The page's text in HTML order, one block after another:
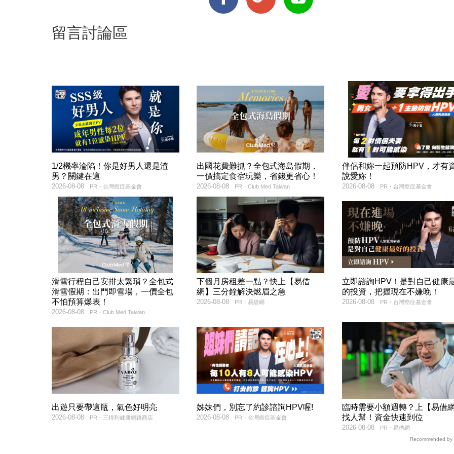
留言討論區
1/2機率淪陷！你是好男人還是渣
男？關鍵在這
PR・台灣癌症基金會
2026-08-08
出國花費難抓？全包式海島假期，
一價搞定食宿玩樂，省錢更省心！
PR・Club Med Taiwan
2026-08-08
伴侶和妳一起預防HPV，才有
說愛妳！
PR・台灣癌症基金會
2026-08-08
滑雪行程自己安排太繁瑣？全包式
滑雪假期：出門即雪場，一價全包
不怕預算爆表！
PR・Club Med Taiwan
2026-08-08
下個月房租差一點？快上【易借
網】三分鐘解決燃眉之急
PR・易借網
2026-08-08
立即諮詢HPV！是對自己健康
的投資，把握現在不嫌晚！
PR・台灣癌症基金會
2026-08-08
出遊只要帶這瓶，氣色好明亮
PR・三得利健康網路商店
2026-08-08
姊妹們，別忘了約診諮詢HPV喔!
PR・台灣癌症基金會
2026-08-08
臨時需要小額週轉？上【易借
找人幫！資金快速到位
PR・易借網
2026-08-08
Recommended by